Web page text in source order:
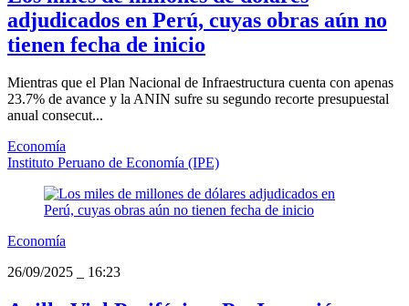
adjudicados en Perú, cuyas obras aún no
tienen fecha de inicio
Mientras que el Plan Nacional de Infraestructura cuenta con apenas
23.7% de avance y la ANIN sufre su segundo recorte presupuestal
anual consecut...
Economía
Instituto Peruano de Economía (IPE)
Economía
26/09/2025
16:23